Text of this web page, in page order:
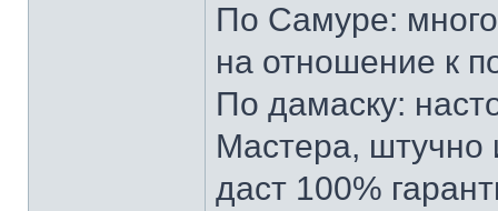
По Самуре: много
на отношение к
По дамаску:
Мастера, штучно
даст 100%